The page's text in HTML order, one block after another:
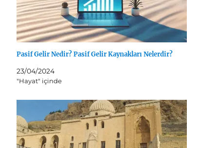
Pasif Gelir Nedir? Pasif Gelir Kaynakları Nelerdir?
23/04/2024
"Hayat" içinde